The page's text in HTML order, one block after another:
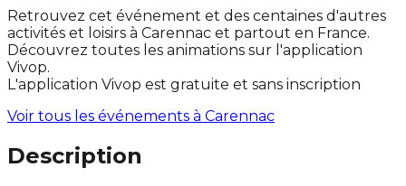
Retrouvez cet événement et des centaines d'autres
activités et loisirs à Carennac et partout en France.
Découvrez toutes les animations sur l'application
Vivop.
L'application Vivop est gratuite et sans inscription
Voir tous les événements à Carennac
Description